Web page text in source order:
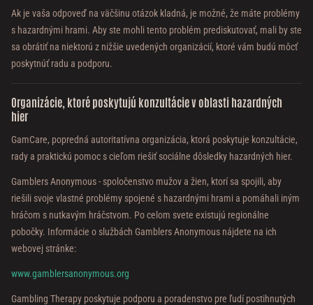
Ak je vaša odpoveď na väčšinu otázok kladná, je možné, že máte problémy
s hazardnými hrami. Aby ste mohli tento problém prediskutovať, mali by ste
sa obrátiť na niektorú z nižšie uvedených organizácií, ktoré vám budú môcť
poskytnúť radu a podporu.
Organizácie, ktoré poskytujú konzultácie v oblasti hazardných
hier
GamCare, popredná autoritatívna organizácia, ktorá poskytuje konzultácie,
rady a praktickú pomoc s cieľom riešiť sociálne dôsledky hazardných hier.
Gamblers Anonymous - spoločenstvo mužov a žien, ktorí sa spojili, aby
riešili svoje vlastné problémy spojené s hazardnými hrami a pomáhali iným
hráčom s nutkavým hráčstvom. Po celom svete existujú regionálne
pobočky. Informácie o službách Gamblers Anonymous nájdete na ich
webovej stránke:
www.gamblersanonymous.org
Gambling Therapy poskytuje podporu a poradenstvo pre ľudí postihnutých